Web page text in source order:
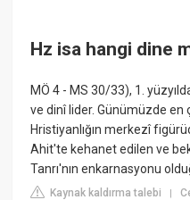
Hz isa hangi dine
MÖ 4 - MS 30/33), 1.
ve dinî lider. Günümüzde
Hristiyanlığın merkezî
Ahit'te kehanet edilen ve
Tanrı'nın enkarnasyonu
Kaynak kaldırma talebi |